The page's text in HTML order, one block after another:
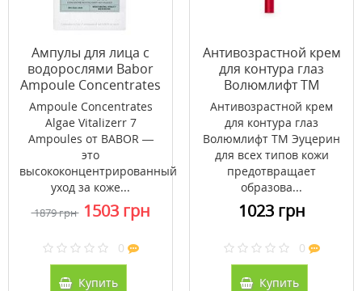
Ампулы для лица с
водорослями Babor
Ampoule Concentrates
Algae Vitalizer 7х2 мл
Ampoule Concentrates
Algae Vitalizerr 7
Ampoules от BABOR —
это
высококонцентрированный
уход за коже...
1879 грн 1503 грн
0
Купить
Антивозрастной крем
для контура глаз
Волюмлифт ТМ
Эуцерин/Eucerin 15
мл
Антивозрастной крем
для контура глаз
Волюмлифт ТМ Эуцерин
для всех типов кожи
предотвращает
образова...
1023 грн
0
Купить